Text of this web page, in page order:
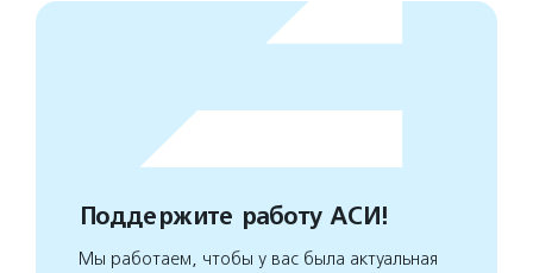
Поддержите работу АСИ!
Мы работаем, чтобы у вас была актуальная